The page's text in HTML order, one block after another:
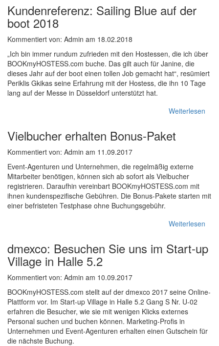
Kundenreferenz: Sailing Blue auf der
boot 2018
Kommentiert von: Admin am 18.02.2018
„Ich bin immer rundum zufrieden mit den Hostessen, die ich über
BOOKmyHOSTESS.com buche. Das gilt auch für Janine, die
dieses Jahr auf der boot einen tollen Job gemacht hat“, resümiert
Periklis Gkikas seine Erfahrung mit der Hostess, die ihn 10 Tage
lang auf der Messe in Düsseldorf unterstützt hat.
Weiterlesen
Vielbucher erhalten Bonus-Paket
Kommentiert von: Admin am 11.09.2017
Event-Agenturen und Unternehmen, die regelmäßig externe
Mitarbeiter benötigen, können sich ab sofort als Vielbucher
registrieren. Daraufhin vereinbart BOOKmyHOSTESS.com mit
ihnen kundenspezifische Gebühren. Die Bonus-Pakete starten mit
einer befristeten Testphase ohne Buchungsgebühr.
Weiterlesen
dmexco: Besuchen Sie uns im Start-up
Village in Halle 5.2
Kommentiert von: Admin am 10.09.2017
BOOKmyHOSTESS.com stellt auf der dmexco 2017 seine Online-
Plattform vor. Im Start-up Village in Halle 5.2 Gang S Nr. U-02
erfahren die Besucher, wie sie mit wenigen Klicks externes
Personal suchen und buchen können. Marketing-Profis in
Unternehmen und Event-Agenturen erhalten einen Gutschein für
die nächste Buchung.